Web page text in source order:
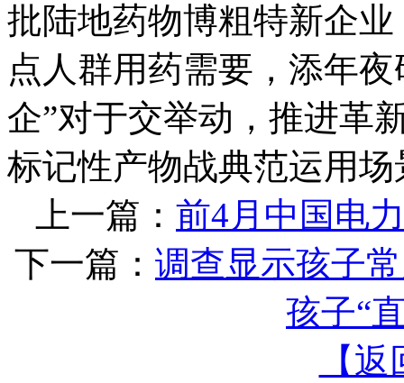
批陆地药物博粗特新企
点人群用药需要，添年
企”对于交举动，推进革
标记性产物战典范运用场
上一篇： 前4月中国电
下一篇： 调查显示孩子
孩子“
【